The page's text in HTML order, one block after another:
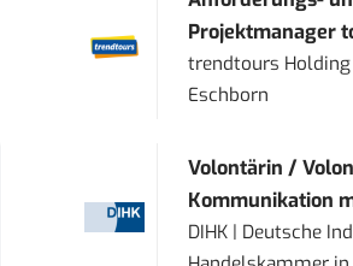
Projektmanager
trendtours Holding
Eschborn
Volontärin /
Kommunikation
DIHK | Deutsche